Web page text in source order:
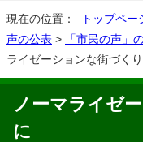
現在の位置： トップペー
声の公表 > 「市民の声」
ライゼーションな街づく
ノーマライゼ
に